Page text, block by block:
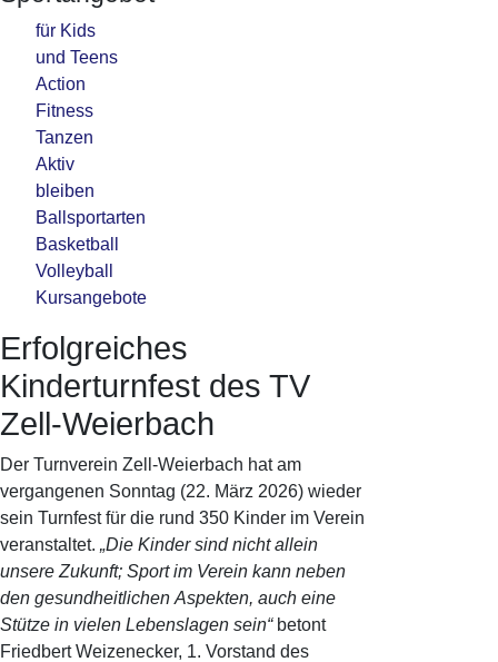
für Kids
und Teens
Action
Fitness
Tanzen
Aktiv
bleiben
Ballsportarten
Basketball
Volleyball
Kursangebote
Erfolgreiches
Kinderturnfest des TV
Zell-Weierbach
Der Turnverein Zell-Weierbach hat am
vergangenen Sonntag (22. März 2026) wieder
sein Turnfest für die rund 350 Kinder im Verein
veranstaltet. „Die Kinder sind nicht allein
unsere Zukunft; Sport im Verein kann neben
den gesundheitlichen Aspekten, auch eine
Stütze in vielen Lebenslagen sein“betont
Friedbert Weizenecker, 1. Vorstand des